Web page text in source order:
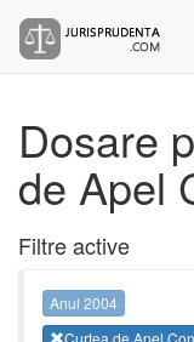
Dosare
de Apel
Filtre active
Anul 2004
Curtea de Apel